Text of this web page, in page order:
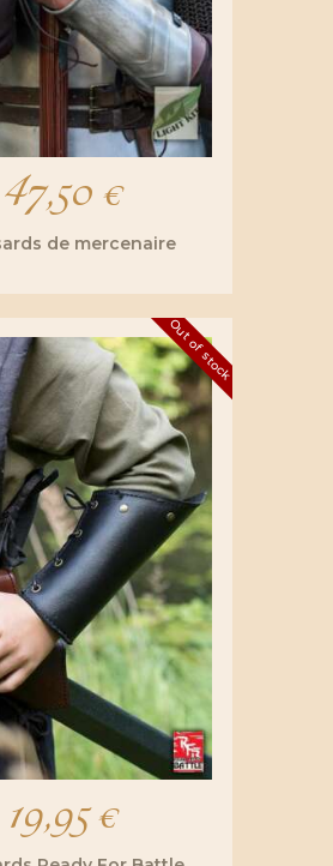
47,50€
de mercenaire
Out of stock
19,95€